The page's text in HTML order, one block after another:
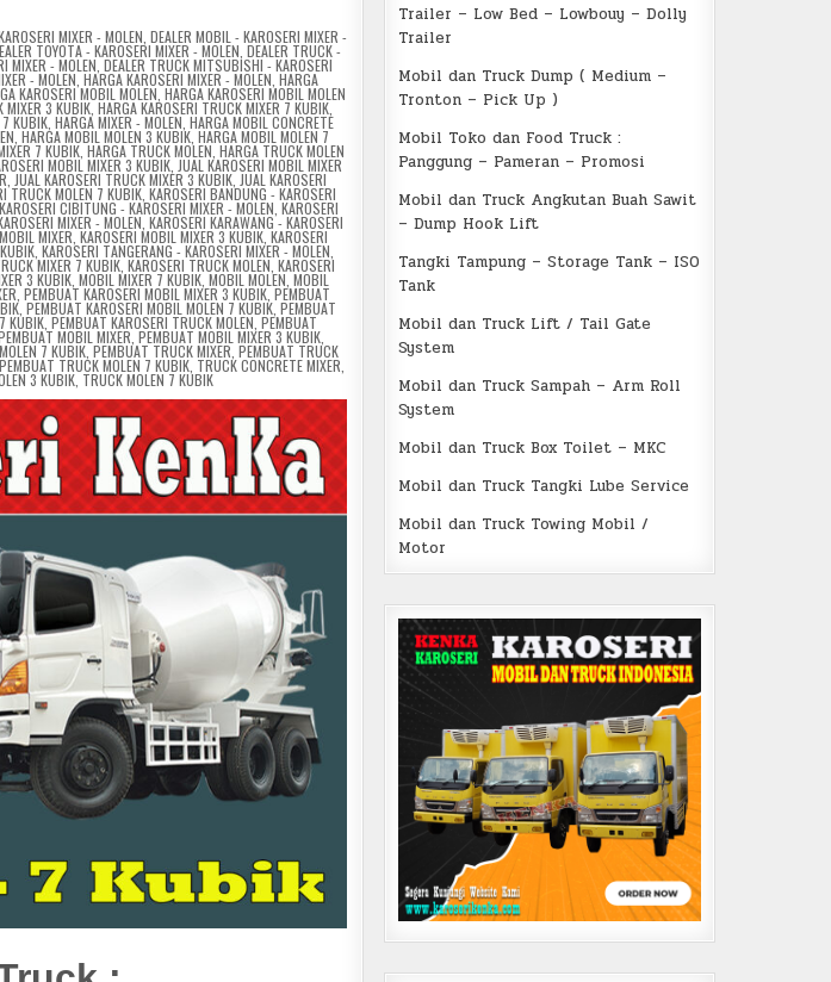
MIXER - MOLEN DEALER MOBIL - KAROSERI MIXER -
TOYOTA - KAROSERI MIXER - MOLEN DEALER TRUCK -
MIXER - MOLEN ,DEALER TRUCK MITSUBISHI - KAROSERI
- MOLEN ,HARGA KAROSERI MIXER - MOLEN ,HARGA
KAROSERI MOBIL MOLEN HARGA KAROSERI MOBIL MOLEN
MIXER 3 KUBIK, HARGA KAROSERI TRUCK MIXER 7 KUBIK,
7 KUBIK ,HARGA MIXER - MOLEN ,HARGA MOBIL CONCRETE
,HARGA MOBIL MOLEN 3 KUBIK ,HARGA MOBIL MOLEN 7
7 KUBIK ,HARGA TRUCK MOLEN ,HARGA TRUCK MOLEN
MOBIL MIXER 3 KUBIK JUAL KAROSERI MOBIL MIXER
JUAL KAROSERI TRUCK MIXER 3 KUBIK, JUAL KAROSERI
TRUCK MOLEN 7 KUBIK, KAROSERI BANDUNG - KAROSERI
KAROSERI CIBITUNG - KAROSERI MIXER - MOLEN KAROSERI
MIXER - MOLEN ,KAROSERI KARAWANG - KAROSERI
MIXER ,KAROSERI MOBIL MIXER 3 KUBIK ,KAROSERI
,KAROSERI TANGERANG - KAROSERI MIXER - MOLEN
MIXER 7 KUBIK, KAROSERI TRUCK MOLEN KAROSERI
3 KUBIK, MOBIL MIXER 7 KUBIK, MOBIL MOLEN MOBIL
PEMBUAT KAROSERI MOBIL MIXER 3 KUBIK, PEMBUAT
, PEMBUAT KAROSERI MOBIL MOLEN 7 KUBIK, PEMBUAT
KUBIK ,PEMBUAT KAROSERI TRUCK MOLEN ,PEMBUAT
MOBIL MIXER PEMBUAT MOBIL MIXER 3 KUBIK,
7 KUBIK ,PEMBUAT TRUCK MIXER ,PEMBUAT TRUCK
PEMBUAT TRUCK MOLEN 7 KUBIK TRUCK CONCRETE MIXER
3 KUBIK, TRUCK MOLEN 7 KUBIK
Trailer – Low Bed – Lowbouy – Dolly
Trailer
Mobil dan Truck Dump ( Medium –
Tronton – Pick Up )
Mobil Toko dan Food Truck :
Panggung – Pameran – Promosi
Mobil dan Truck Angkutan Buah Sawit
– Dump Hook Lift
Tangki Tampung – Storage Tank – ISO
Tank
Mobil dan Truck Lift / Tail Gate
System
Mobil dan Truck Sampah – Arm Roll
System
Mobil dan Truck Box Toilet – MKC
Mobil dan Truck Tangki Lube Service
Mobil dan Truck Towing Mobil /
Motor